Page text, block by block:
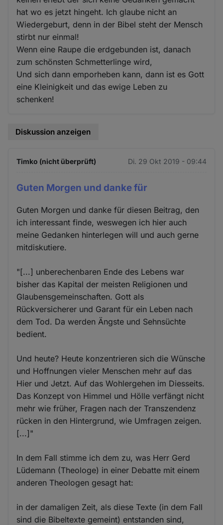
hat wo es jetzt hingeht. Ich glaube nicht an
Wiedergeburt, denn in der Bibel steht der Mensch
stirbt nur einmal!
Wenn eine Raupe die erdgebunden ist, danach
zum schönsten Schmetterlinge wird,
Und sich dann emporheben kann, dann ist es Gott
eine Kleinigkeit und das ewige Leben zu
schenken!
Diskussion anzeigen
Timko (nicht überprüft) Di. 29 Okt 2019 - 09:44
Guten Morgen und danke für
Guten Morgen und danke für diesen Beitrag, den
ich interessant finde, weswegen ich hier auch
meine Gedanken hinterlegen will und auch gerne
mitdiskutiere.
"[...] unberechenbaren Ende des Lebens war
bisher das Kapital der meisten Religionen und
Glaubensgemeinschaften. Gott als
Rückversicherer und Garant für ein Leben nach
dem Tod. Da werden Ängste und Sehnsüchte
bedient.
Und heute? Heute konzentrieren sich die Wünsche
und Hoffnungen vieler Menschen mehr auf das
Hier und Jetzt. Auf das Wohlergehen im Diesseits.
Das Konzept von Himmel und Hölle verfängt nicht
mehr wie früher, Fragen nach der Transzendenz
rücken in den Hintergrund, wie Umfragen zeigen.
[...]"
In dem Fall stimme ich dem zu, was Herr Gerd
Lüdemann (Theologe) in einer Debatte mit einem
anderen Theologen gesagt hat:
in der damaligen Zeit, als diese Texte (in dem Fall
sind die Bibeltexte gemeint) entstanden sind,